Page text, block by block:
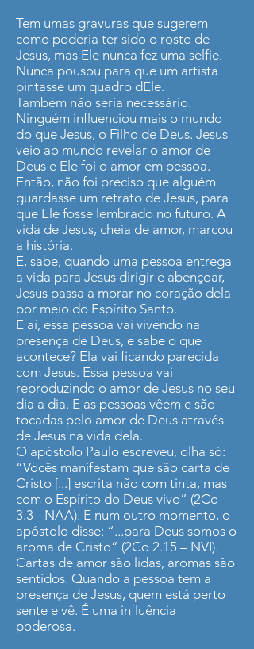
Tem umas gravuras que sugerem
como poderia ter sido o rosto de
Jesus, mas Ele nunca fez uma selfie.
Nunca pousou para que um artista
pintasse um quadro dEle.
Também não seria necessário.
Ninguém influenciou mais o mundo
do que Jesus, o Filho de Deus. Jesus
veio ao mundo revelar o amor de
Deus e Ele foi o amor em pessoa.
Então, não foi preciso que alguém
guardasse um retrato de Jesus, para
que Ele fosse lembrado no futuro. A
vida de Jesus, cheia de amor, marcou
a história.
E, sabe, quando uma pessoa entrega
a vida para Jesus dirigir e abençoar,
Jesus passa a morar no coração dela
por meio do Espírito Santo.
E aí, essa pessoa vai vivendo na
presença de Deus, e sabe o que
acontece? Ela vai ficando parecida
com Jesus. Essa pessoa vai
reproduzindo o amor de Jesus no seu
dia a dia. E as pessoas vêem e são
tocadas pelo amor de Deus através
de Jesus na vida dela.
O apóstolo Paulo escreveu, olha só:
“Vocês manifestam que são carta de
Cristo [...] escrita não com tinta, mas
com o Espírito do Deus vivo” (2Co
3.3 - NAA). E num outro momento, o
apóstolo disse: “...para Deus somos o
aroma de Cristo” (2Co 2.15 – NVI).
Cartas de amor são lidas, aromas são
sentidos. Quando a pessoa tem a
presença de Jesus, quem está perto
sente e vê. É uma influência
poderosa.